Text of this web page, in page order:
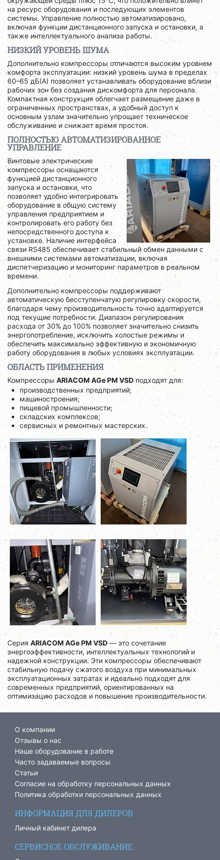
на ресурс оборудования и последующих элементов
системы. Управление полностью автоматизировано,
включая функции дистанционного запуска и остановки, а
также интеллектуального анализа работы.
НИЗКИЙ УРОВЕНЬ ШУМА
Дополнительно компрессоры отличаются высоким уровнем
комфорта эксплуатации: низкий уровень шума в пределах
60–65 дБ(А) позволяет устанавливать оборудование вблизи
рабочих зон без создания дискомфорта для персонала.
Компактная конструкция облегчает размещение даже в
ограниченных пространствах, а удобный доступ к
основным узлам значительно упрощает техническое
обслуживание и снижает время простоя.
ПОЛНОСТЬЮ АВТОМАТИЗИРОВАННОЕ
УПРАВЛЕНИЕ
Винтовые электрические
компрессоры оснащаются
функцией дистанционного
запуска и остановки, что
позволяет удобно интегрировать
оборудование в общую систему
управления предприятием и
контролировать его работу без
непосредственного доступа к
установке. Наличие интерфейса
связи RS485 обеспечивает стабильный обмен данными с
внешними системами автоматизации, включая
диспетчеризацию и мониторинг параметров в реальном
времени.
Дополнительно компрессоры поддерживают
автоматическую бесступенчатую регулировку скорости,
благодаря чему производительность точно адаптируется
под текущие потребности. Диапазон регулирования
расхода от 30% до 100% позволяет значительно снизить
энергопотребление, исключить холостые режимы и
обеспечить максимально эффективную и экономичную
работу оборудования в любых условиях эксплуатации.
ОБЛАСТЬ ПРИМЕНЕНИЯ
КомпрессорыARIACOM AGe PM VSD подходят для:
производственных предприятий;
машиностроения;
пищевой промышленности;
складских комплексов;
сервисных и ремонтных мастерских.
Серия ARIACOM AGe PM VSD — это сочетание
энергоэффективности, интеллектуальных технологий и
надежной конструкции. Эти компрессоры обеспечивают
стабильную подачу сжатого воздуха при минимальных
эксплуатационных затратах и идеально подходят для
современных предприятий, ориентированных на
оптимизацию расходов и повышение производительности.
О компании
Отзывы о нас
Наше оборудование в работе
Часто задаваемые вопросы
Статьи
Согласие на обработку персональных данных
Политика обработки персональных данных
ИНФОРМАЦИЯ ДЛЯ ДИЛЕРОВ
Личный кабинет дилера
СЕРВИСНОЕ ОБСЛУЖИВАНИЕ